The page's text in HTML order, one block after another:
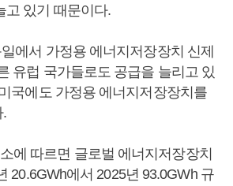
고 있기 때문이다.
에서 가정용 에너지저장장치 신제
유럽 국가들로도 공급을 늘리고 있
국에도 가정용 에너지저장장치를
.
에 따르면 글로벌 에너지저장장치
20.6GWh에서 2025년 93.0GWh 규